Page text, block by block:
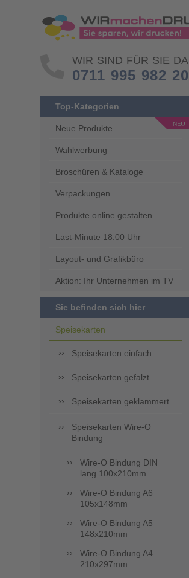
WIR SIND FÜR SIE DA
0711 995 982 20
Top-Kategorien
Neue Produkte
Wahlwerbung
Broschüren & Kataloge
Verpackungen
Produkte online gestalten
Last-Minute 18:00 Uhr
Layout- und Grafikbüro
Aktion: Ihr Unternehmen im TV
Sie befinden sich hier
Speisekarten
Speisekarten einfach
Speisekarten gefalzt
Speisekarten geklammert
Speisekarten Wire-O
Bindung
Wire-O Bindung DIN
lang 100x210mm
Wire-O Bindung A6
105x148mm
Wire-O Bindung A5
148x210mm
Wire-O Bindung A4
210x297mm